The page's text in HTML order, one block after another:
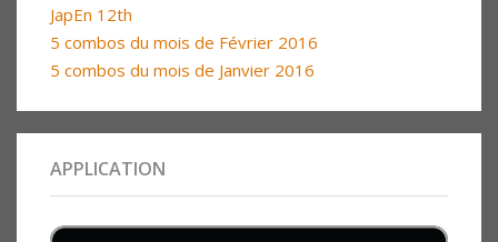
JapEn 12th
5 combos du mois de Février 2016
5 combos du mois de Janvier 2016
APPLICATION